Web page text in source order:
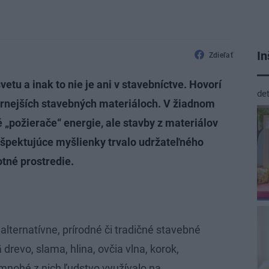
Zdieľať
a inak to nie je ani v stavebníctve. Hovorí
stavebných materiáloch. V žiadnom
energie, ale stavby z materiálov
myšlienky trvalo udržateľného
prostredie.
prírodné či tradičné stavebné
slama, hlina, ovčia vlna, korok,